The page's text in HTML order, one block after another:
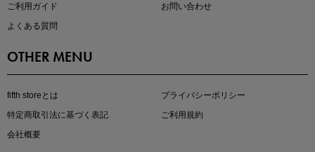
マストバイアイテム
ご利用ガイド
お問い合わせ
よくある質問
OTHER MENU
fifth storeとは
プライバシーポリシー
特定商取引法に基づく表記
ご利用規約
会社概要